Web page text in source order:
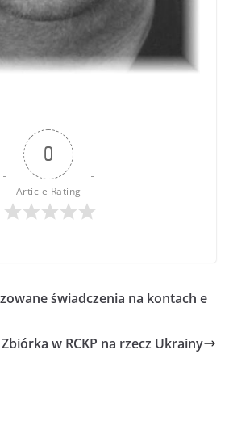
0
Article Rating
świadczenia na kontach e
Zbiórka w RCKP na rzecz Ukrainy